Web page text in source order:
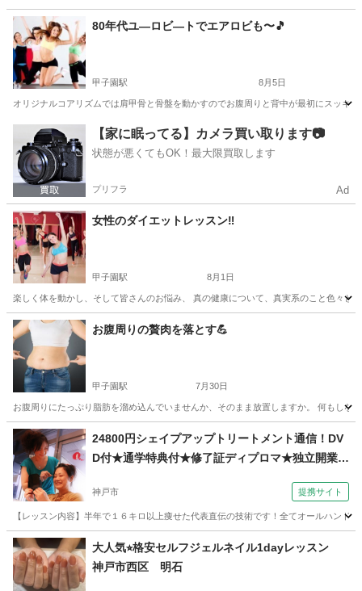
兵庫 西宮市 甲子園駅 美容健康
80年代ユ―ロビ―トでエアロビも〜🎵
甲子園駅 8月5日
オリジナルコアリズムでは肩甲骨と骨盤を動かすのでお腹周りと背中が最初にスッキ
西宮市 甲子園駅 美容健康 エアロビ
【家に眠ってる】カメラ買い取ります📷
状態が悪くてもOK！最大限買取します
プリフラ Ad
女性のダイエットレッスン‼️
甲子園駅 8月1日
楽しく体を動かし、そして皆さんのお悩み、 真の健康について、真実系のこと色々
兵庫 西宮市 甲子園駅 美容健康 レッスン
お腹周りの贅肉を落とす💪
甲子園駅 7月30日
お腹周りにたっぷり脂肪を溜め込んでいませんか、そのまま放置しますか。 何もし
兵庫 西宮市 甲子園駅 美容健康 コアリズム
24800円シェイプアップトリートメント通信！DV
D付★通学特典付★修了証ディプロマ★独立開業、
校）
神戸市 提携サイト
【レッスン内容】半年で１６キロ以上痩せた代表直伝の技術です！全てオールハン
兵庫 神戸市 エステ
大人気⭐︎格安セルフジェルネイル1dayレッスン
神戸市西区 明石